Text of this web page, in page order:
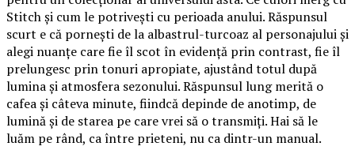
Stitch și cum le potrivești cu perioada anului. Răspunsul
scurt e că pornești de la albastrul-turcoaz al personajului și
alegi nuanțe care fie îl scot în evidență prin contrast, fie îl
prelungesc prin tonuri apropiate, ajustând totul după
lumina și atmosfera sezonului. Răspunsul lung merită o
cafea și câteva minute, fiindcă depinde de anotimp, de
lumină și de starea pe care vrei să o transmiți. Hai să le
luăm pe rând, ca între prieteni, nu ca dintr-un manual.